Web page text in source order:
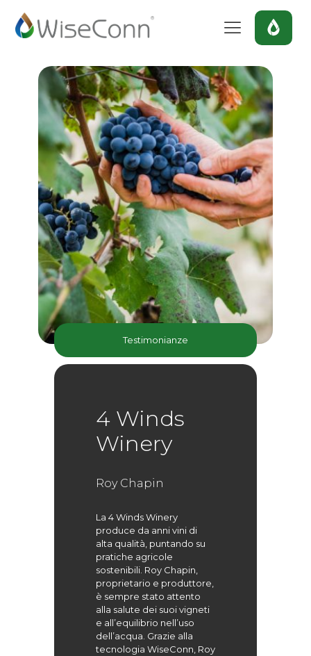
Testimonianze
4 Winds
Winery
Roy Chapin
La 4 Winds Winery
produce da anni vini di
alta qualità, puntando su
pratiche agricole
sostenibili. Roy Chapin,
proprietario e produttore,
è sempre stato attento
alla salute dei suoi vigneti
e all’equilibrio nell’uso
dell’acqua. Grazie alla
tecnologia WiseConn, Roy